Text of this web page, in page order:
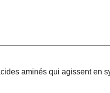
aminés qui agissent en